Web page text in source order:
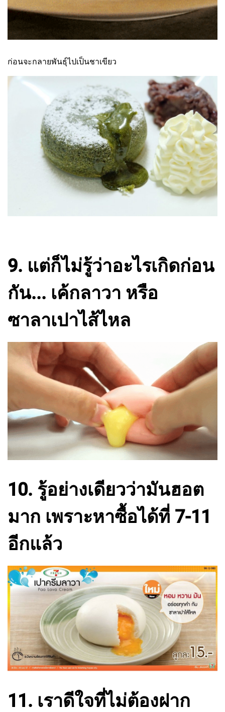
ก่อนจะกลายพันธุ์ไปเป็นชาเขียว
9. แต่ก็ไม่รู้ว่าอะไรเกิดก่อน
กัน... เค้กลาวา หรือ
ซาลาเปาไส้ไหล
10. รู้อย่างเดียวว่ามันฮอต
มาก เพราะหาซื้อได้ที่ 7-11
อีกแล้ว
11. เราดีใจที่ไม่ต้องฝาก